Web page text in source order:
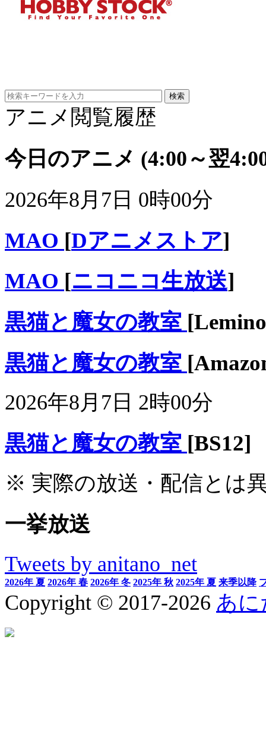
アニメ閲覧履歴
今日のアニメ (4:00～翌
2026年8月7日 0時00分
MAO [Dアニメストア]
MAO [ニコニコ生放送]
黒猫と魔女の教室
黒猫と魔女の教室
2026年8月7日 2時00分
黒猫と魔女の教室 [BS12]
※ 実際の放送・配信とは
一挙放送
Tweets by anitano_net
2026年 夏 2026年 春 2026年 冬 2025年 秋 2025年 夏 来季以降
Copyright © 2017-2026 あに